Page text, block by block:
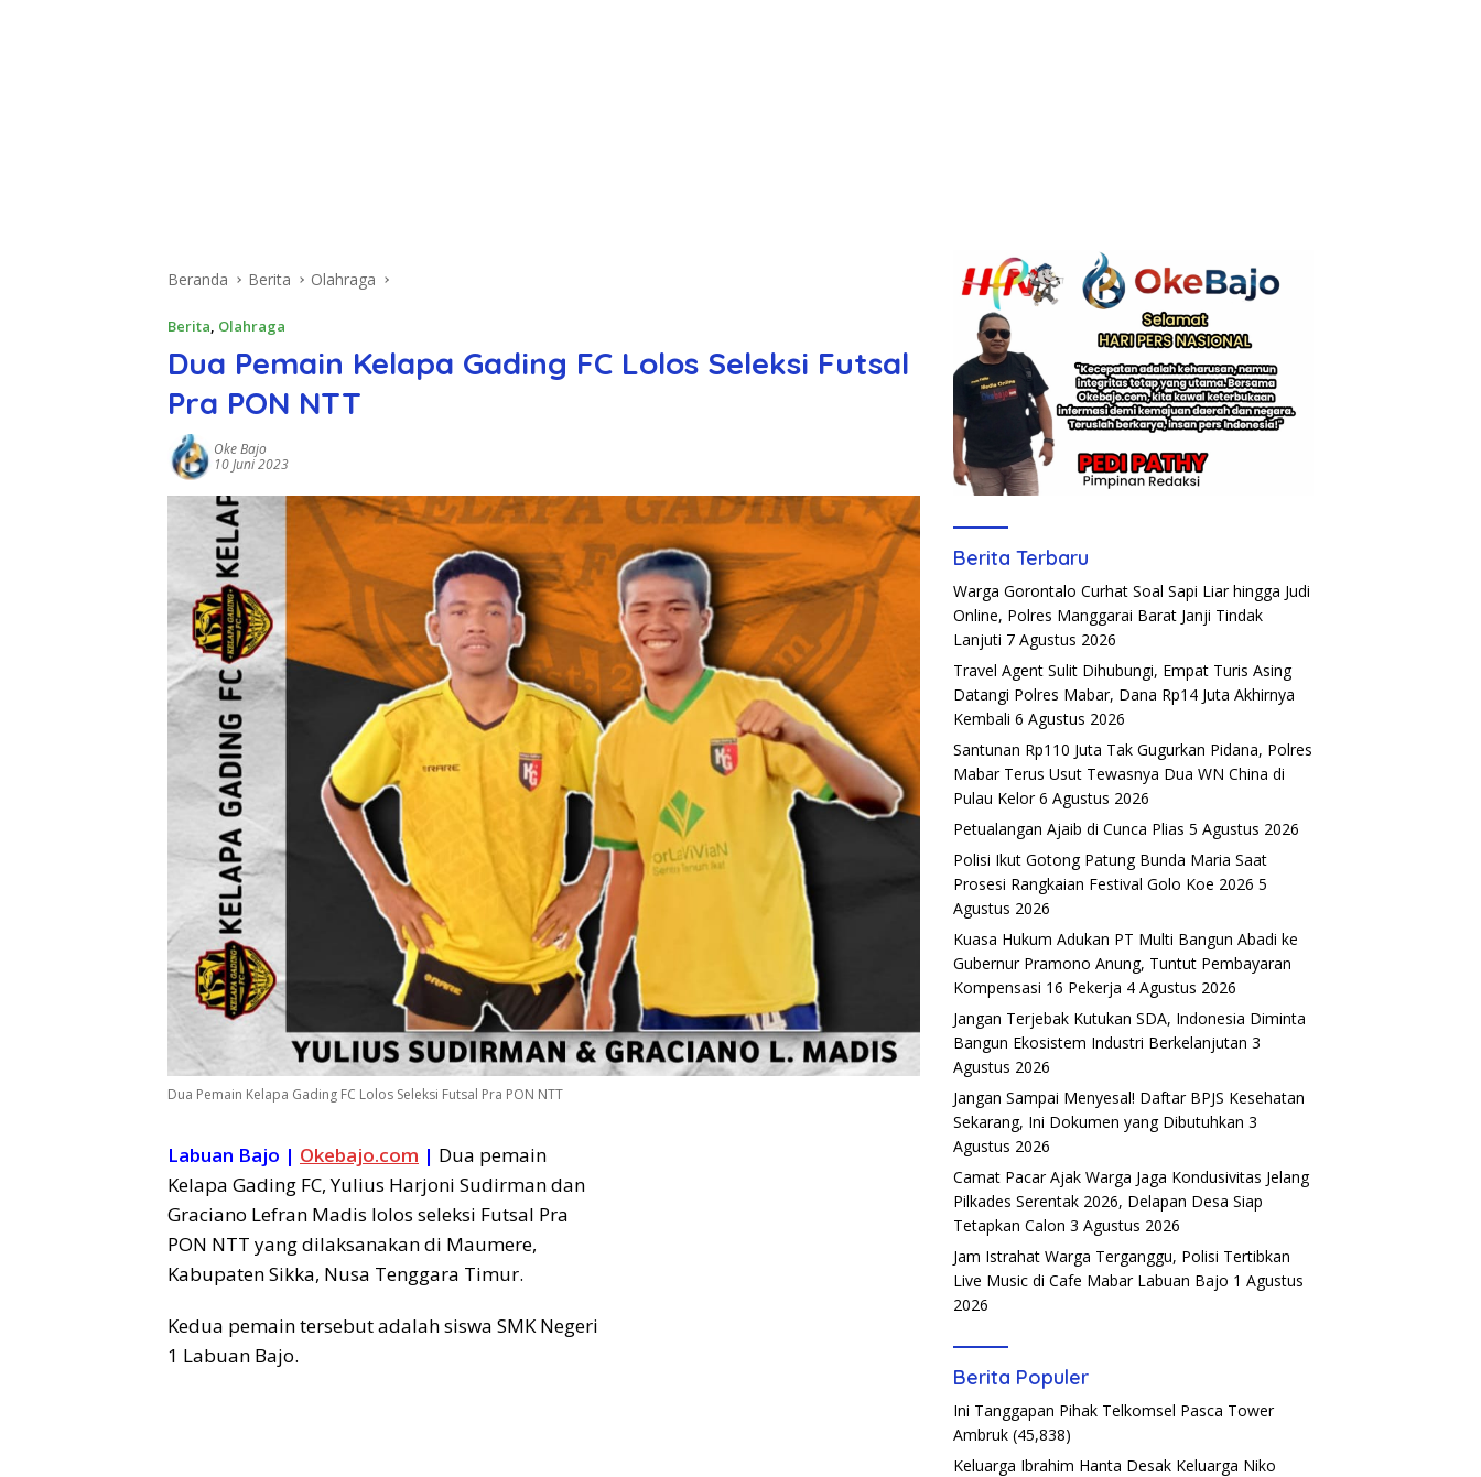
Beranda Berita Olahraga
Berita, Olahraga
Dua Pemain Kelapa Gading FC Lolos Seleksi Futsal
Pra PON NTT
Oke Bajo
10 Juni 2023
Dua Pemain Kelapa Gading FC Lolos Seleksi Futsal Pra PON NTT
Labuan Bajo | Okebajo.com | Dua pemain
Kelapa Gading FC, Yulius Harjoni Sudirman dan
Graciano Lefran Madis lolos seleksi Futsal Pra
PON NTT yang dilaksanakan di Maumere,
Kabupaten Sikka, Nusa Tenggara Timur.
Kedua pemain tersebut adalah siswa SMK Negeri
1 Labuan Bajo.
Berita Terbaru
Warga Gorontalo Curhat Soal Sapi Liar hingga Judi
Online, Polres Manggarai Barat Janji Tindak
Lanjuti 7 Agustus 2026
Travel Agent Sulit Dihubungi, Empat Turis Asing
Datangi Polres Mabar, Dana Rp14 Juta Akhirnya
Kembali 6 Agustus 2026
Santunan Rp110 Juta Tak Gugurkan Pidana, Polres
Mabar Terus Usut Tewasnya Dua WN China di
Pulau Kelor 6 Agustus 2026
Petualangan Ajaib di Cunca Plias 5 Agustus 2026
Polisi Ikut Gotong Patung Bunda Maria Saat
Prosesi Rangkaian Festival Golo Koe 2026 5
Agustus 2026
Kuasa Hukum Adukan PT Multi Bangun Abadi ke
Gubernur Pramono Anung, Tuntut Pembayaran
Kompensasi 16 Pekerja 4 Agustus 2026
Jangan Terjebak Kutukan SDA, Indonesia Diminta
Bangun Ekosistem Industri Berkelanjutan 3
Agustus 2026
Jangan Sampai Menyesal! Daftar BPJS Kesehatan
Sekarang, Ini Dokumen yang Dibutuhkan 3
Agustus 2026
Camat Pacar Ajak Warga Jaga Kondusivitas Jelang
Pilkades Serentak 2026, Delapan Desa Siap
Tetapkan Calon 3 Agustus 2026
Jam Istrahat Warga Terganggu, Polisi Tertibkan
Live Music di Cafe Mabar Labuan Bajo 1 Agustus
2026
Berita Populer
Ini Tanggapan Pihak Telkomsel Pasca Tower
Ambruk (45,838)
Keluarga Ibrahim Hanta Desak Keluarga Niko